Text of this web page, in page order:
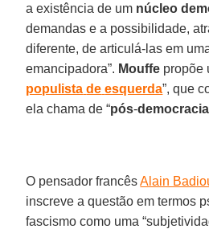
a existência de um núcleo
demandas e a possibilidade,
diferente, de articulá-las em
emancipadora”. Mouffe propõe
populista de esquerda”, que
ela chama de “pós-democracia
O pensador francêsAlain
inscreve a questão em termos
fascismo como uma